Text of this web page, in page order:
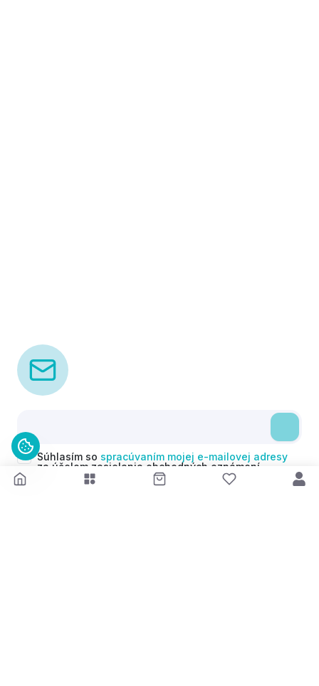
Súhlasím so spracúvaním mojej e-mailovej adresy
za účelom zasielania obchodných oznámení
(newsletterov) v súlade s čl. 6 ods. 1 písm. a)
Nariadenia GDPR. Svoj súhlas môžem kedykoľvek